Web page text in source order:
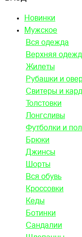
Новинки
Мужское
Вся одежда
Верхняя
Жилеты
Рубашки и
Свитеры и
Толстовки
Лонгсливы
Футболки и
Брюки
Джинсы
Шорты
Вся обувь
Кроссовки
Кеды
Ботинки
Сандалии